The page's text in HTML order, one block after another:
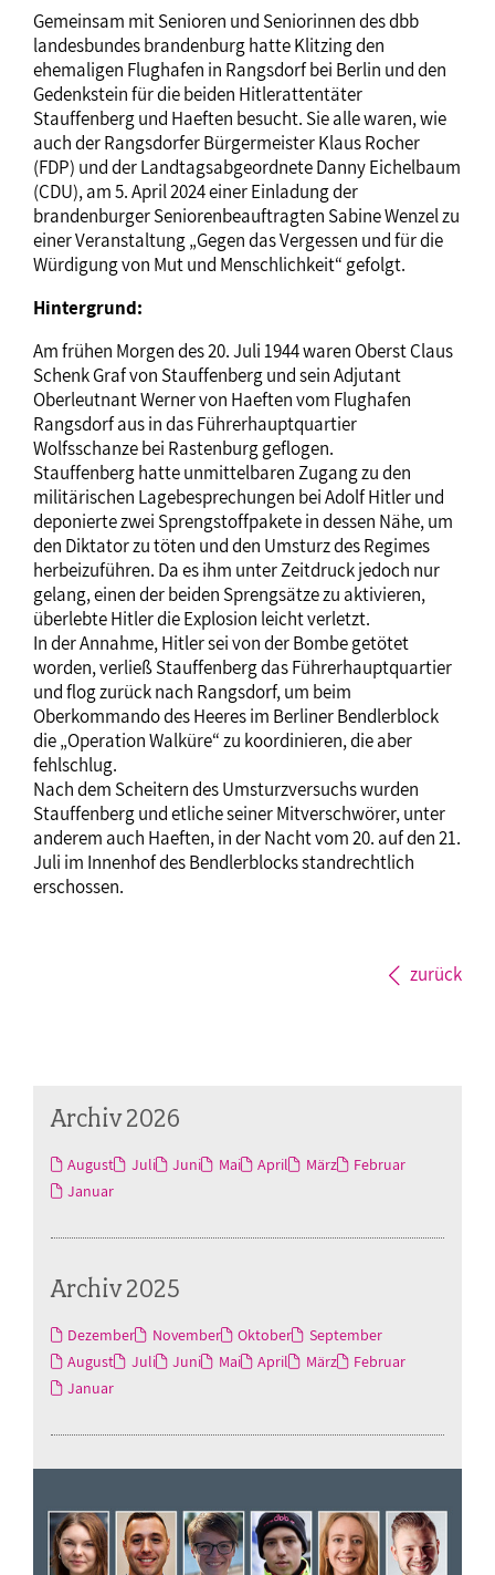
Gemeinsam mit Senioren und Seniorinnen des dbb
landesbundes brandenburg hatte Klitzing den
ehemaligen Flughafen in Rangsdorf bei Berlin und den
Gedenkstein für die beiden Hitlerattentäter
Stauffenberg und Haeften besucht. Sie alle waren, wie
auch der Rangsdorfer Bürgermeister Klaus Rocher
(FDP) und der Landtagsabgeordnete Danny Eichelbaum
(CDU), am 5. April 2024 einer Einladung der
brandenburger Seniorenbeauftragten Sabine Wenzel zu
einer Veranstaltung „Gegen das Vergessen und für die
Würdigung von Mut und Menschlichkeit“ gefolgt.
Hintergrund:
Am frühen Morgen des 20. Juli 1944 waren Oberst Claus
Schenk Graf von Stauffenberg und sein Adjutant
Oberleutnant Werner von Haeften vom Flughafen
Rangsdorf aus in das Führerhauptquartier
Wolfsschanze bei Rastenburg geflogen.
Stauffenberg hatte unmittelbaren Zugang zu den
militärischen Lagebesprechungen bei Adolf Hitler und
deponierte zwei Sprengstoffpakete in dessen Nähe, um
den Diktator zu töten und den Umsturz des Regimes
herbeizuführen. Da es ihm unter Zeitdruck jedoch nur
gelang, einen der beiden Sprengsätze zu aktivieren,
überlebte Hitler die Explosion leicht verletzt.
In der Annahme, Hitler sei von der Bombe getötet
worden, verließ Stauffenberg das Führerhauptquartier
und flog zurück nach Rangsdorf, um beim
Oberkommando des Heeres im Berliner Bendlerblock
die „Operation Walküre“ zu koordinieren, die aber
fehlschlug.
Nach dem Scheitern des Umsturzversuchs wurden
Stauffenberg und etliche seiner Mitverschwörer, unter
anderem auch Haeften, in der Nacht vom 20. auf den 21.
Juli im Innenhof des Bendlerblocks standrechtlich
erschossen.
zurück
Archiv 2026
August Juli Juni Mai April März
Februar
Januar
Archiv 2025
Dezember November Oktober
September
August
Juli Juni Mai April März
Februar
Januar